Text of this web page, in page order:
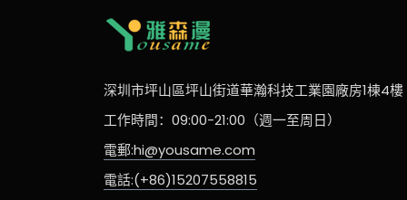
深圳市坪山區坪山街道華瀚科技工業園廠房1棟4樓
工作時間：09:00-21:00（週一至周日）
電郵:hi@yousame.com
電話:(+86)15207558815